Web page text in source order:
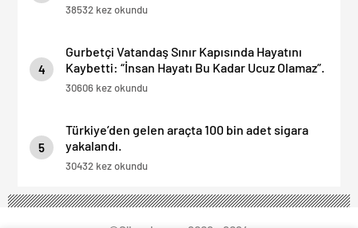
38532 kez okundu
4
Gurbetçi Vatandaş Sınır Kapısında Hayatını
Kaybetti: “İnsan Hayatı Bu Kadar Ucuz Olamaz”.
30606 kez okundu
5
Türkiye’den gelen araçta 100 bin adet sigara
yakalandı.
30432 kez okundu